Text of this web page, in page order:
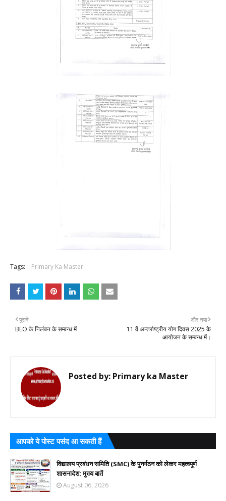
Tags: Primary Ka Master
और नया
11 वें अन्तर्राष्ट्रीय योग दिवस 2025 के
आयोजन के सम्बन्ध में।
पुराने
BEO के निलंबन के सम्बन्ध में
Posted by: Primary ka Master
आपको ये पोस्ट पसंद आ सकती हैं
विद्यालय प्रबंधन समिति (SMC) के पुनर्गठन को लेकर महत्वपूर्ण
शासनादेश: मुख्य बातें
August 06, 2026